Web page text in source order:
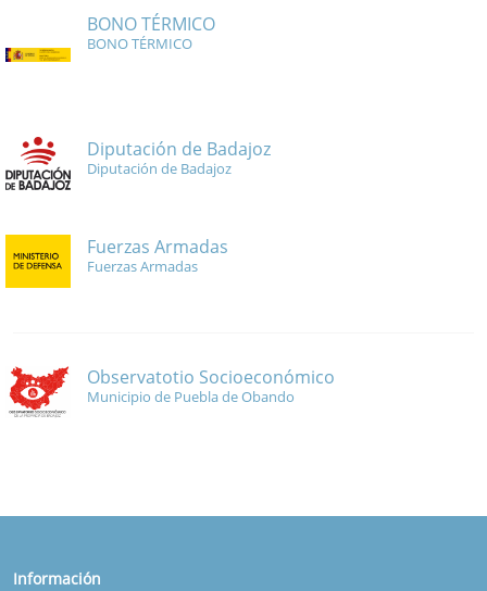
BONO TÉRMICO
BONO TÉRMICO
Diputación de Badajoz
Diputación de Badajoz
Fuerzas Armadas
Fuerzas Armadas
Observatotio Socioeconómico
Municipio de Puebla de Obando
Información